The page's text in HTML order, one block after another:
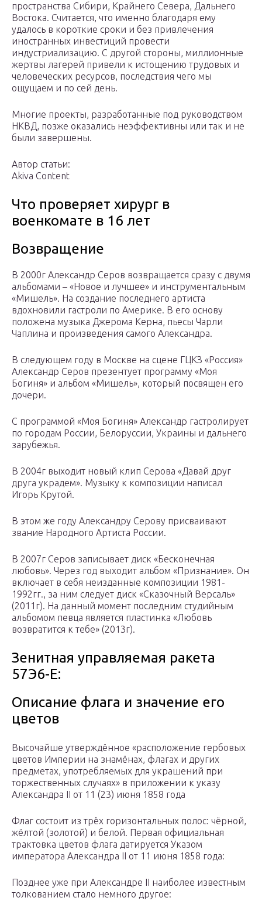
пространства Сибири, Крайнего Севера, Дальнего
Востока. Считается, что именно благодаря ему
удалось в короткие сроки и без привлечения
иностранных инвестиций провести
индустриализацию. С другой стороны, миллионные
жертвы лагерей привели к истощению трудовых и
человеческих ресурсов, последствия чего мы
ощущаем и по сей день.
Многие проекты, разработанные под руководством
НКВД, позже оказались неэффективны или так и не
были завершены.
Автор статьи:
Akiva Content
Что проверяет хирург в
военкомате в 16 лет
Возвращение
В 2000г Александр Серов возвращается сразу с двумя
альбомами – «Новое и лучшее» и инструментальным
«Мишель». На создание последнего артиста
вдохновили гастроли по Америке. В его основу
положена музыка Джерома Керна, пьесы Чарли
Чаплина и произведения самого Александра.
В следующем году в Москве на сцене ГЦКЗ «Россия»
Александр Серов презентует программу «Моя
Богиня» и альбом «Мишель», который посвящен его
дочери.
С программой «Моя Богиня» Александр гастролирует
по городам России, Белоруссии, Украины и дальнего
зарубежья.
В 2004г выходит новый клип Серова «Давай друг
друга украдем». Музыку к композиции написал
Игорь Крутой.
В этом же году Александру Серову присваивают
звание Народного Артиста России.
В 2007г Серов записывает диск «Бесконечная
любовь». Через год выходит альбом «Признание». Он
включает в себя неизданные композиции 1981-
1992гг., за ним следует диск «Сказочный Версаль»
(2011г). На данный момент последним студийным
альбомом певца является пластинка «Любовь
возвратится к тебе» (2013г).
Зенитная управляемая ракета
57Э6-Е:
Описание флага и значение его
цветов
Высочайше утверждённое «расположение гербовых
цветов Империи на знамёнах, флагах и других
предметах, употребляемых для украшений при
торжественных случаях» в приложении к указу
Александра II от 11 (23) июня 1858 года
Флаг состоит из трёх горизонтальных полос: чёрной,
жёлтой (золотой) и белой. Первая официальная
трактовка цветов флага датируется Указом
императора Александра II от 11 июня 1858 года:
Позднее уже при Александре II наиболее известным
толкованием стало немного другое: